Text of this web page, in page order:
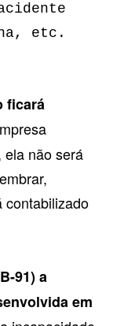
etc.
ficará
ela não será
contabilizado
91) a
em